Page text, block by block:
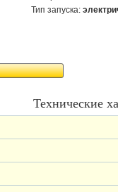
Тип запуска:
Технические